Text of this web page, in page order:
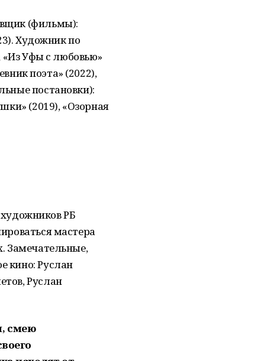
(фильмы):
Художник по
«Из Уфы с любовью»
поэта» (2022),
постановки):
(2019), «Озорная
художников РБ
мастера
Замечательные,
кино: Руслан
Руслан
смею